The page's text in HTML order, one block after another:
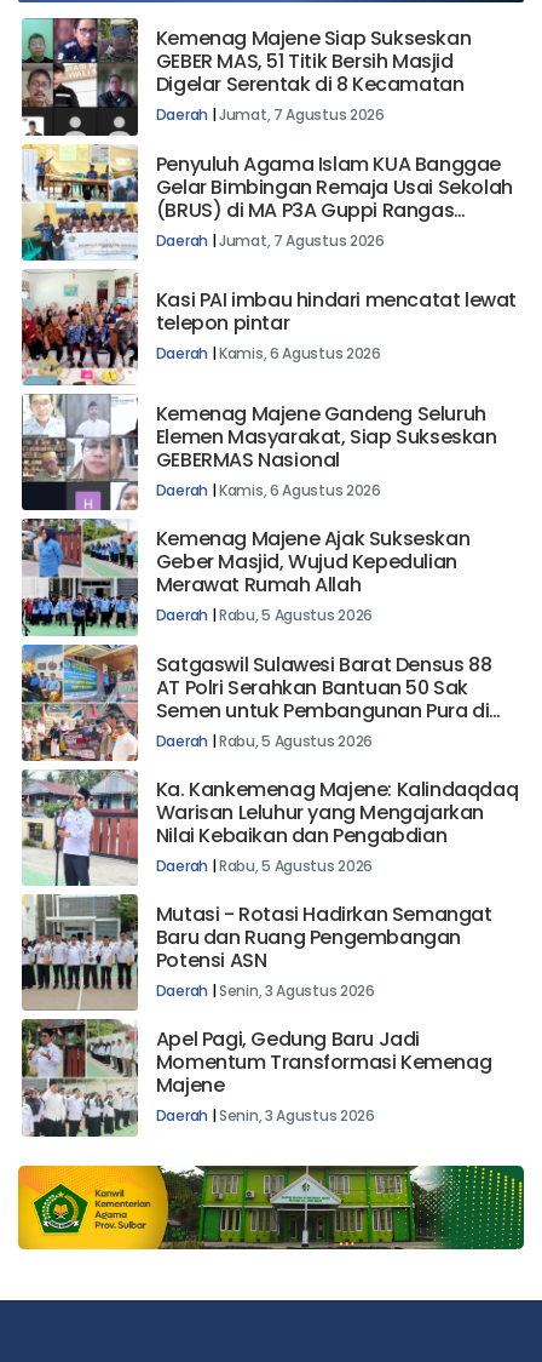
Kemenag Majene Siap Sukseskan
GEBER MAS, 51 Titik Bersih Masjid
Digelar Serentak di 8 Kecamatan
Daerah |Jumat, 7 Agustus 2026
Penyuluh Agama Islam KUA Banggae
Gelar Bimbingan Remaja Usai Sekolah
(BRUS) di MA P3A Guppi Rangas
Majene
Daerah |Jumat, 7 Agustus 2026
Kasi PAI imbau hindari mencatat lewat
telepon pintar
Daerah |Kamis, 6 Agustus 2026
Kemenag Majene Gandeng Seluruh
Elemen Masyarakat, Siap Sukseskan
GEBERMAS Nasional
Daerah |Kamis, 6 Agustus 2026
Kemenag Majene Ajak Sukseskan
Geber Masjid, Wujud Kepedulian
Merawat Rumah Allah
Daerah |Rabu, 5 Agustus 2026
Satgaswil Sulawesi Barat Densus 88
AT Polri Serahkan Bantuan 50 Sak
Semen untuk Pembangunan Pura di
Mehalaan Barat
Daerah |Rabu, 5 Agustus 2026
Ka. Kankemenag Majene: Kalindaqdaq
Warisan Leluhur yang Mengajarkan
Nilai Kebaikan dan Pengabdian
Daerah |Rabu, 5 Agustus 2026
Mutasi - Rotasi Hadirkan Semangat
Baru dan Ruang Pengembangan
Potensi ASN
Daerah |Senin, 3 Agustus 2026
Apel Pagi, Gedung Baru Jadi
Momentum Transformasi Kemenag
Majene
Daerah |Senin, 3 Agustus 2026